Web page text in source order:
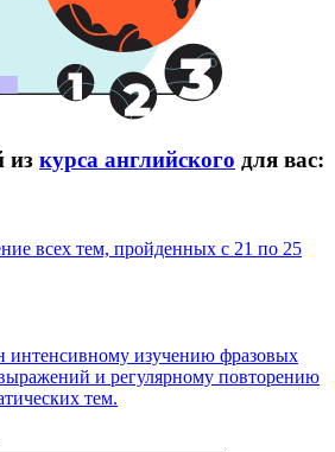
из курса английского для вас:
всех тем, пройденных с 21 по 25
интенсивному изучению фразовых
и регулярному повторению
тем.